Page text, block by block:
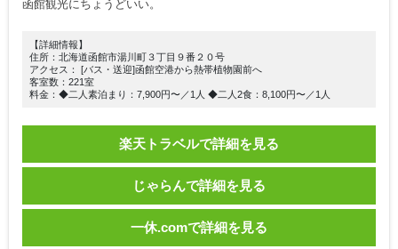
函館観光にちょうどいい。
【詳細情報】
住所：北海道函館市湯川町３丁目９番２０号
アクセス： [バス・送迎]函館空港から熱帯植物園前へ
客室数：221室
料金：◆二人素泊まり：7,900円〜／1人 ◆二人2食：8,100円〜／1人
楽天トラベルで詳細を見る
じゃらんで詳細を見る
一休.comで詳細を見る